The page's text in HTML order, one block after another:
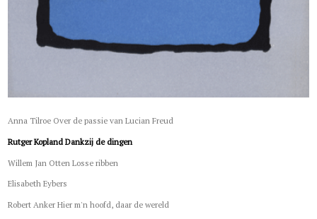
Anna Tilroe Over de passie van Lucian Freud
Rutger Kopland Dankzij de dingen
Willem Jan Otten Losse ribben
Elisabeth Eybers
Robert Anker Hier m'n hoofd, daar de wereld